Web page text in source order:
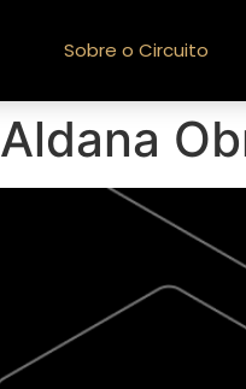
Sobre o Circuito
Aldana